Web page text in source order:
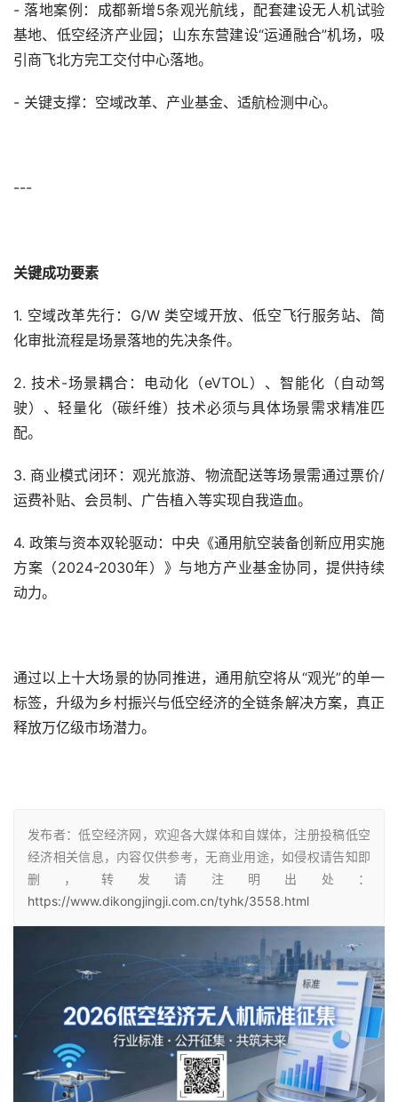
- 落地案例：成都新增5条观光航线，配套建设无人机试验
基地、低空经济产业园；山东东营建设“运通融合”机场，吸
引商飞北方完工交付中心落地。
- 关键支撑：空域改革、产业基金、适航检测中心。
---
关键成功要素
1. 空域改革先行：G/W 类空域开放、低空飞行服务站、简
化审批流程是场景落地的先决条件。
2. 技术-场景耦合：电动化（eVTOL）、智能化（自动驾
驶）、轻量化（碳纤维）技术必须与具体场景需求精准匹
配。
3. 商业模式闭环：观光旅游、物流配送等场景需通过票价/
运费补贴、会员制、广告植入等实现自我造血。
4. 政策与资本双轮驱动：中央《通用航空装备创新应用实施
方案（2024-2030年）》与地方产业基金协同，提供持续
动力。
通过以上十大场景的协同推进，通用航空将从“观光”的单一
标签，升级为乡村振兴与低空经济的全链条解决方案，真正
释放万亿级市场潜力。
发布者：低空经济网，欢迎各大媒体和自媒体，注册投稿低空
经济相关信息，内容仅供参考，无商业用途，如侵权请告知即
删，转发请注明出处：
https://www.dikongjingji.com.cn/tyhk/3558.html